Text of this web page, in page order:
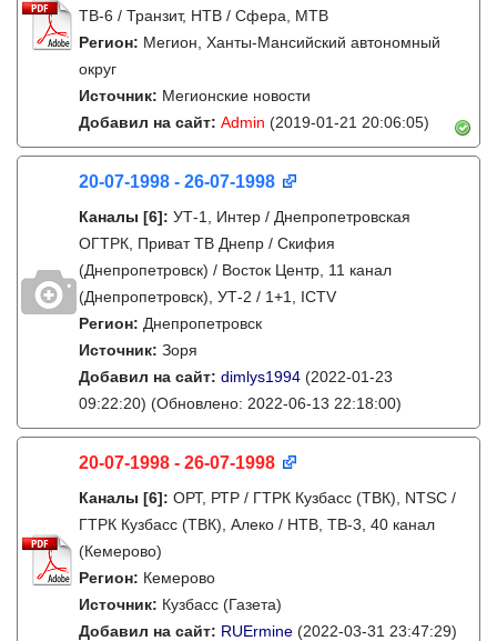
ТВ-6 / Транзит, НТВ / Сфера, МТВ
Регион: Мегион, Ханты-Мансийский автономный
округ
Источник: Мегионские новости
Добавил на сайт: Admin (2019-01-21 20:06:05)
20-07-1998 - 26-07-1998
Каналы [6]: УТ-1, Интер / Днепропетровская
ОГТРК, Приват ТВ Днепр / Скифия
(Днепропетровск) / Восток Центр, 11 канал
(Днепропетровск), УТ-2 / 1+1, ICTV
Регион: Днепропетровск
Источник: Зоря
Добавил на сайт: dimlys1994 (2022-01-23
09:22:20) (Обновлено: 2022-06-13 22:18:00)
20-07-1998 - 26-07-1998
Каналы [6]: ОРТ, РТР / ГТРК Кузбасс (ТВК), NTSC /
ГТРК Кузбасс (ТВК), Алеко / НТВ, ТВ-3, 40 канал
(Кемерово)
Регион: Кемерово
Источник: Кузбасс (Газета)
Добавил на сайт: RUErmine (2022-03-31 23:47:29)